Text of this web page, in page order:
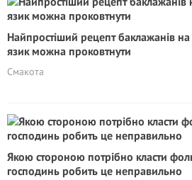
Найпростіший рецепт баклажанів
язик можна проковтнути
Смакота
Якою стороною потрібно класти
господинь робить це неправильно